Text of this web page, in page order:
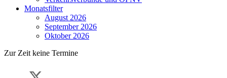
Monatsfilter
August 2026
September 2026
Oktober 2026
Zur Zeit keine Termine